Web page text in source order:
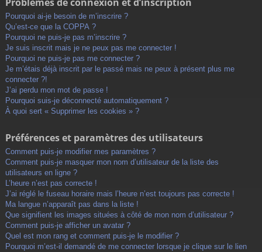
s
Pourquoi ai-je besoin de m’inscrire ?
Qu’est-ce que la COPPA ?
Pourquoi ne puis-je pas m’inscrire ?
Je suis inscrit mais je ne peux pas me connecter !
Pourquoi ne puis-je pas me connecter ?
Je m’étais déjà inscrit par le passé mais ne peux à présent plus me
connecter ?!
J’ai perdu mon mot de passe !
Pourquoi suis-je déconnecté automatiquement ?
À quoi sert « Supprimer les cookies » ?
Préférences et paramètres des utilisateurs
Comment puis-je modifier mes paramètres ?
Comment puis-je masquer mon nom d’utilisateur de la liste des
utilisateurs en ligne ?
L’heure n’est pas correcte !
J’ai réglé le fuseau horaire mais l’heure n’est toujours pas correcte !
Ma langue n’apparaît pas dans la liste !
Que signifient les images situées à côté de mon nom d’utilisateur ?
Comment puis-je afficher un avatar ?
Quel est mon rang et comment puis-je le modifier ?
Pourquoi m’est-il demandé de me connecter lorsque je clique sur le lien